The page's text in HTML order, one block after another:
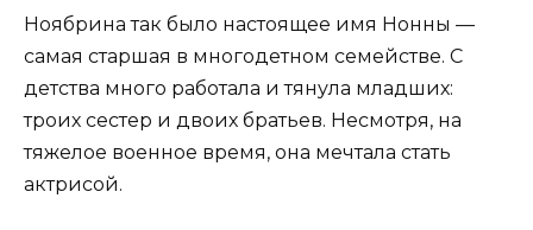
Ноябрина так было настоящее имя Нонны —
самая старшая в многодетном семействе. С
детства много работала и тянула младших:
троих сестер и двоих братьев. Несмотря, на
тяжелое военное время, она мечтала стать
актрисой.